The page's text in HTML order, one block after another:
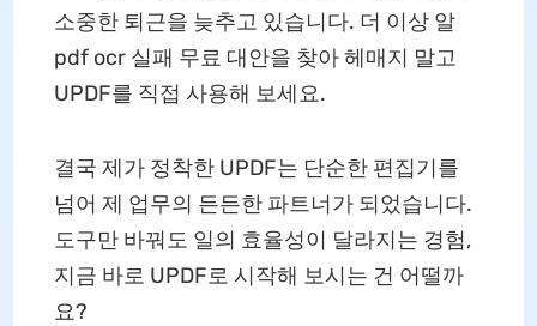
소중한 퇴근을 늦추고 있습니다. 더 이상 알
pdf ocr 실패 무료 대안을 찾아 헤매지 말고
UPDF를 직접 사용해 보세요.
결국 제가 정착한 UPDF는 단순한 편집기를
넘어 제 업무의 든든한 파트너가 되었습니다.
도구만 바꿔도 일의 효율성이 달라지는 경험,
지금 바로 UPDF로 시작해 보시는 건 어떨까
요?